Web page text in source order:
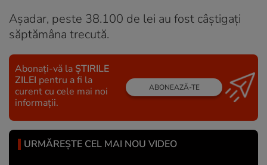
Așadar, peste 38.100 de lei au fost câștigați
săptămâna trecută.
Abonați-vă la ȘTIRILE
ZILEI pentru a fi la
curent cu cele mai noi
informații.
ABONEAZĂ-TE
URMĂREȘTE CEL MAI NOU VIDEO